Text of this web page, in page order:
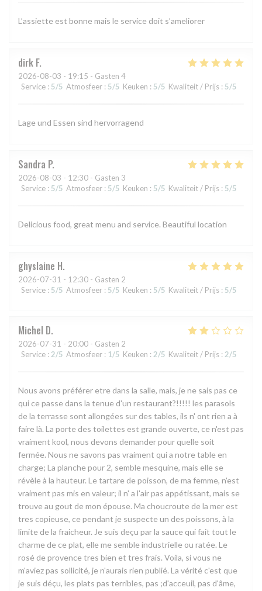
L’assiette est bonne mais le service doit s’ameliorer
dirk F
2026-08-03 - 19:15 - Gasten 4
Service : 5/5 Atmosfeer : 5/5 Keuken : 5/5 Kwaliteit / Prijs : 5/5
Lage und Essen sind hervorragend
Sandra P
2026-08-03 - 12:30 - Gasten 3
Service : 5/5 Atmosfeer : 5/5 Keuken : 5/5 Kwaliteit / Prijs : 5/5
Delicious food, great menu and service. Beautiful location
ghyslaine H
2026-07-31 - 12:30 - Gasten 2
Service : 5/5 Atmosfeer : 5/5 Keuken : 5/5 Kwaliteit / Prijs : 5/5
Michel D
2026-07-31 - 20:00 - Gasten 2
Service : 2/5 Atmosfeer : 1/5 Keuken : 2/5 Kwaliteit / Prijs : 2/5
Nous avons préférer etre dans la salle, mais, je ne sais pas ce
qui ce passe dans la tenue d'un restaurant?!!!!! les parasols
de la terrasse sont allongées sur des tables, ils n' ont rien a à
faire là. La porte des toilettes est grande ouverte, ce n'est pas
vraiment kool, nous devons demander pour quelle soit
fermée. Nous ne savons pas vraiment qui a notre table en
charge; La planche pour 2, semble mesquine, mais elle se
révèle à la hauteur. Le tartare de poisson, de ma femme, n'est
vraiment pas mis en valeur; il n' a l'air pas appétissant, mais se
trouve au gout de mon épouse. Ma choucroute de la mer est
tres copieuse, ce pendant je suspecte un des poissons, à la
limite de la fraicheur. Je suis deçu par la sauce qui fait tout le
charme de ce plat, elle me semble industrielle ou ratée. Le
rosé de provence tres bien et tres frais. Voila, si vous ne
m'aviez pas sollicité, je n'aurais rien publié. La vérité c'est que
je suis déçu, les plats pas terribles, pas ;d'acceuil, pas d'âme,